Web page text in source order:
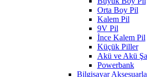
Orta Boy Pil
Kalem Pil
9V Pil
İnce Kalem Pil
Küçük Piller
Akü ve Akü
Powerbank
Bilgisayar